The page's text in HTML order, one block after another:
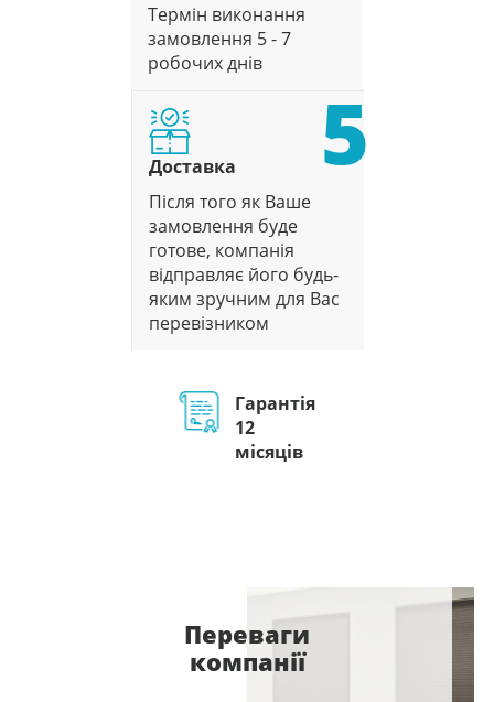
Термін виконання
замовлення 5 - 7
робочих днів
5
Доставка
Після того як Ваше
замовлення буде
готове, компанія
відправляє його будь-
яким зручним для Вас
перевізником
Гарантія
12
місяців
Переваги
компанії